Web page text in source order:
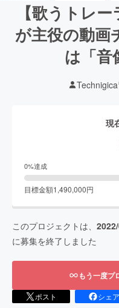
【歌うトレ
が主役の動画
は「音
Technigica
現
0%達成
目標金額1,490,000円
このプロジェクトは、
に募集を終了しました
もう一度プ
ポスト シェア